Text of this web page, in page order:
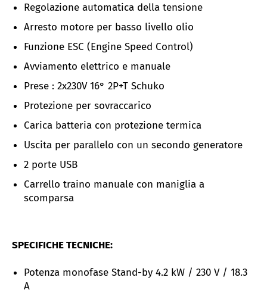
Regolazione automatica della tensione
Arresto motore per basso livello olio
Funzione ESC (Engine Speed Control)
Avviamento elettrico e manuale
Prese : 2x230V 16° 2P+T Schuko
Protezione per sovraccarico
Carica batteria con protezione termica
Uscita per parallelo con un secondo generatore
2 porte USB
Carrello traino manuale con maniglia a
scomparsa
SPECIFICHE TECNICHE:
Potenza monofase Stand-by 4.2 kW / 230 V / 18.3
A